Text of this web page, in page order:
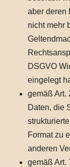
aber deren
nicht mehr
DSGVO
eingelegt
gemäß Art.
Daten, die
Format zu
anderen
gemäß Art.